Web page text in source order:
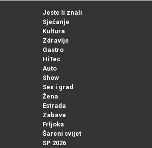
Jeste li znali
Sjećanje
Kultura
Zdravlje
Gastro
HiTec
Auto
Show
Sex i grad
Žena
Estrada
Zabava
Frljoka
Šareni svijet
SP 2026